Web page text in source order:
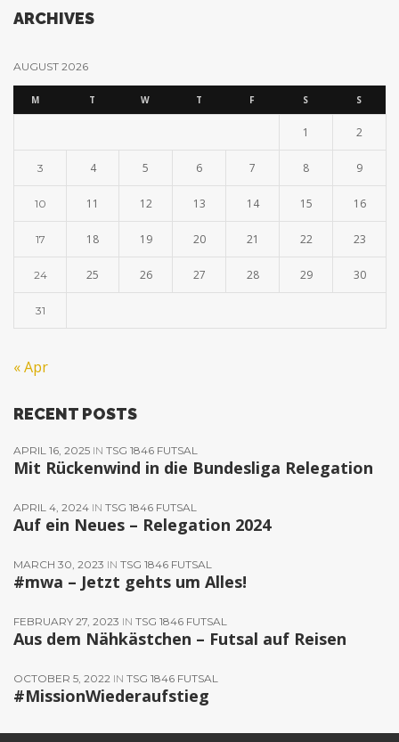
ARCHIVES
AUGUST 2026
M T W T F S S
1 2
3 4 5 6 7 8 9
10 11 12 13 14 15 16
17 18 19 20 21 22 23
24 25 26 27 28 29 30
31
« Apr
RECENT POSTS
APRIL 16, 2025 IN TSG 1846 FUTSAL
Mit Rückenwind in die Bundesliga Relegation
APRIL 4, 2024 IN TSG 1846 FUTSAL
Auf ein Neues – Relegation 2024
MARCH 30, 2023 IN TSG 1846 FUTSAL
#mwa – Jetzt gehts um Alles!
FEBRUARY 27, 2023 IN TSG 1846 FUTSAL
Aus dem Nähkästchen – Futsal auf Reisen
OCTOBER 5, 2022 IN TSG 1846 FUTSAL
#MissionWiederaufstieg